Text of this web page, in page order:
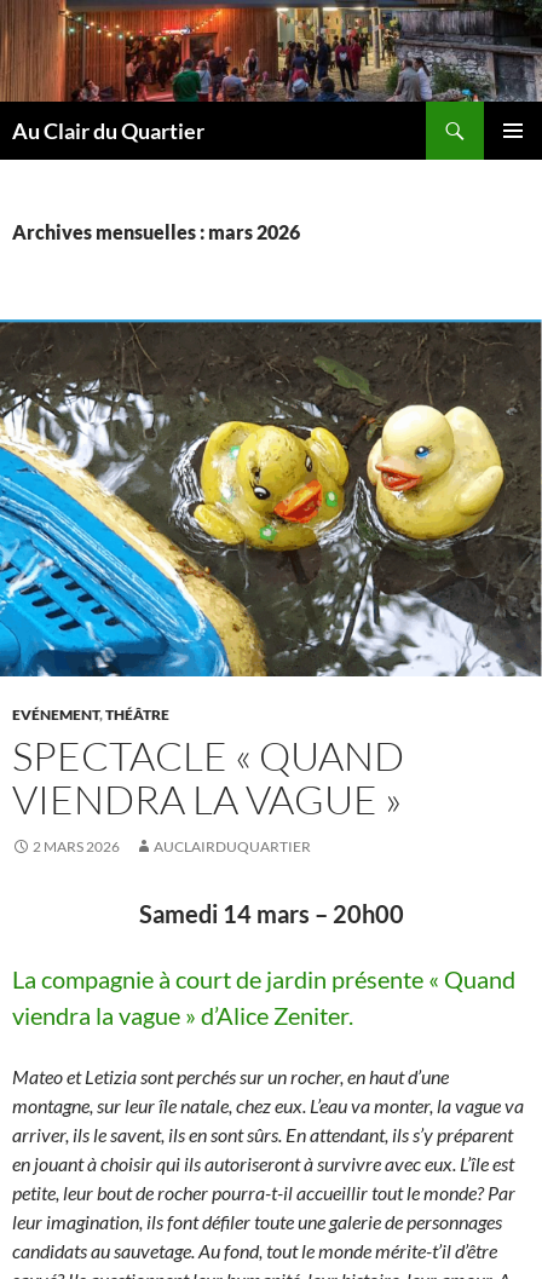
au
contenu
Au Clair du Quartier
Archives mensuelles : mars 2026
EVÉNEMENT,THÉÂTRE
SPECTACLE « QUAND
VIENDRA LA VAGUE »
2 MARS 2026 AUCLAIRDUQUARTIER
Samedi 14 mars – 20h00
La compagnie à court de jardin présente « Quand
viendra la vague » d’Alice Zeniter.
Mateo et Letizia sont perchés sur un rocher, en haut d’une
montagne, sur leur île natale, chez eux. L’eau va monter, la vague va
arriver, ils le savent, ils en sont sûrs. En attendant, ils s’y préparent
en jouant à choisir qui ils autoriseront à survivre avec eux. L’île est
petite, leur bout de rocher pourra-t-il accueillir tout le monde? Par
leur imagination, ils font défiler toute une galerie de personnages
candidats au sauvetage. Au fond, tout le monde mérite-t’il d’être